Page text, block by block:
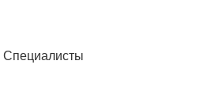
Специалисты